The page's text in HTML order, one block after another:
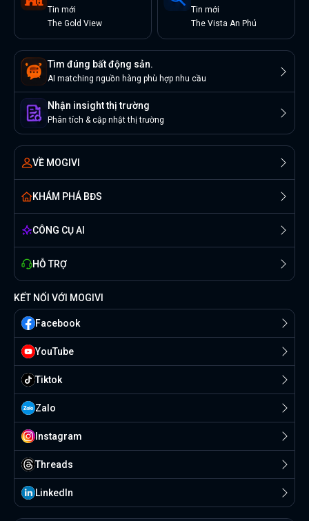
Tin mới
The Gold View
Tin mới
The Vista An Phú
Tìm đúng bất động sản.
AI matching nguồn hàng phù hợp nhu cầu
Nhận insight thị trường
Phân tích & cập nhật thị trường
VỀ MOGIVI
KHÁM PHÁ BĐS
CÔNG CỤ AI
HỖ TRỢ
KẾT NỐI VỚI MOGIVI
Facebook
YouTube
Tiktok
Zalo
Instagram
Threads
Linkedln